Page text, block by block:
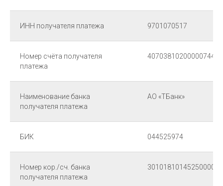
ИНН получателя платежа 9701070517
Номер счёта получателя
платежа
Наименование банка
получателя платежа
АО «ТБанк»
БИК 044525974
Номер кор./сч. банка
получателя платежа